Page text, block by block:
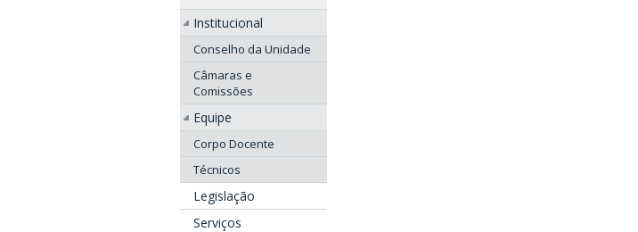
Institucional
Conselho da Unidade
Câmaras e
Comissões
Equipe
Corpo Docente
Técnicos
Legislação
Serviços